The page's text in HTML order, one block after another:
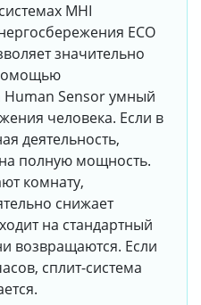
MHI
ECO
значительно
Human Sensor умный
человека. Если в
деятельность,
полную мощность.
комнату,
снижает
на стандартный
возвращаются. Если
сплит-система